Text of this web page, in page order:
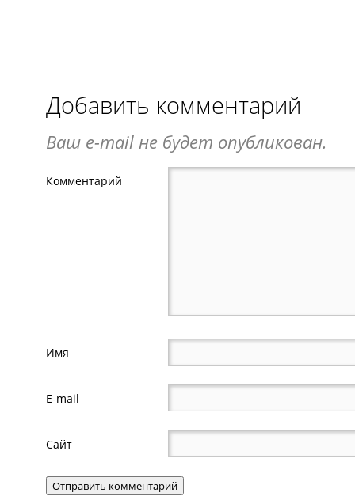
Добавить комментарий
Ваш e-mail не будет опубликован.
Комментарий
Имя
E-mail
Сайт